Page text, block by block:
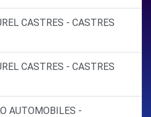
CASTRES - CASTRES
CASTRES - CASTRES
AUTOMOBILES -